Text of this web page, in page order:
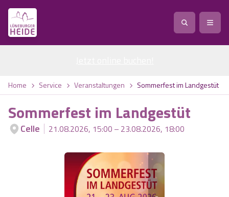
Service
Region / Orte
Veranstaltungen
Ausflugsziele
Natur
Natur
Heideblüte
Heideflächen
Erlebnis
Erlebnis
Heide Park Resort
Vital
Vital
Stadt
Anreise Abreise
Ort
Kinder
Home Service Veranstaltungen Sommerfest im Landgestüt
Sommerfest im Landgestüt
Celle 21.08.2026, 15:00 – 23.08.2026, 18:00